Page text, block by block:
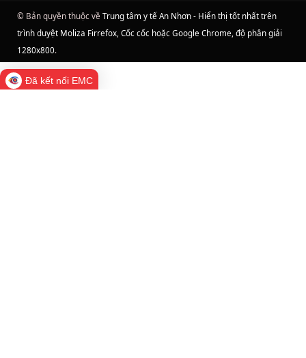
© Bản quyền thuộc về Trung tâm y tế An Nhơn - Hiển thị tốt nhất trên
trình duyệt Moliza Firrefox, Cốc cốc hoặc Google Chrome, độ phân giải
1280x800.
Đã kết nối EMC